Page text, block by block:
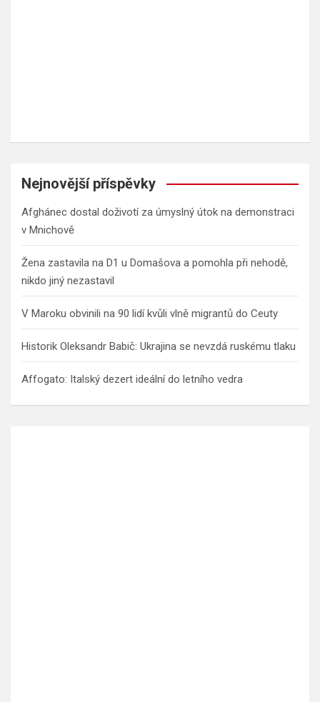
Nejnovější příspěvky
Afghánec dostal doživotí za úmyslný útok na demonstraci
v Mnichově
Žena zastavila na D1 u Domašova a pomohla při nehodě,
nikdo jiný nezastavil
V Maroku obvinili na 90 lidí kvůli vlně migrantů do Ceuty
Historik Oleksandr Babič: Ukrajina se nevzdá ruskému tlaku
Affogato: Italský dezert ideální do letního vedra